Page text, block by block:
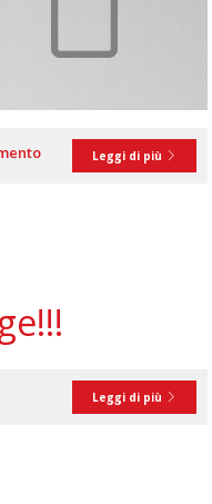
Leggi di più
Leggi di più